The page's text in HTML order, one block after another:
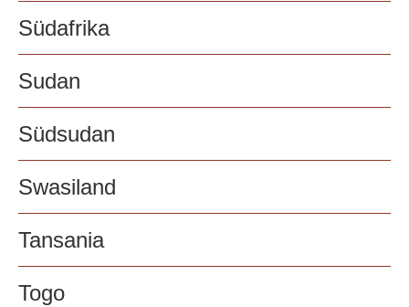
Südafrika
Sudan
Südsudan
Swasiland
Tansania
Togo